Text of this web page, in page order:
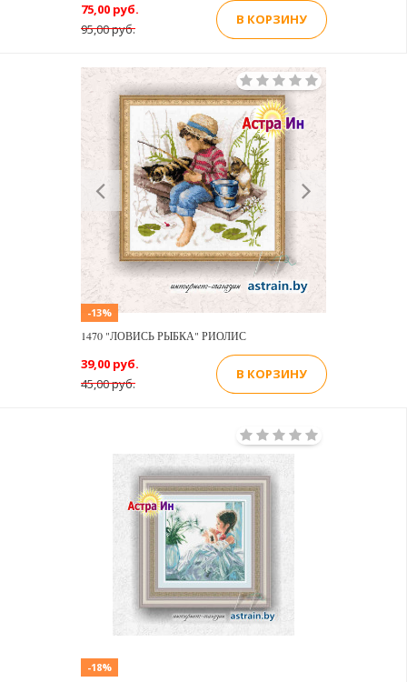
95,00 руб.
75,00 руб.
В КОРЗИНУ
Previous
-13%
1470 "ЛОВИСЬ РЫБКА" РИОЛИС
45,00 руб.
39,00 руб.
В КОРЗИНУ
-18%